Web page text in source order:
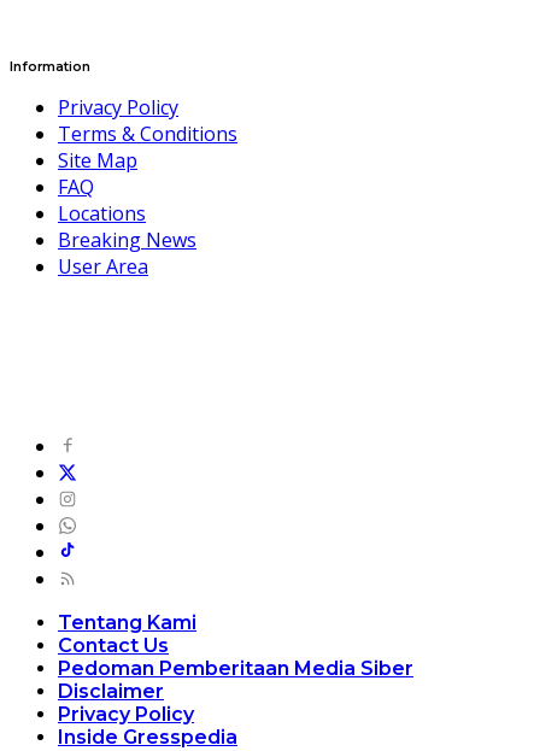
Information
Privacy Policy
Terms & Conditions
Site Map
FAQ
Locations
Breaking News
User Area
Tentang Kami
Contact Us
Pedoman Pemberitaan Media Siber
Disclaimer
Privacy Policy
Inside Gresspedia